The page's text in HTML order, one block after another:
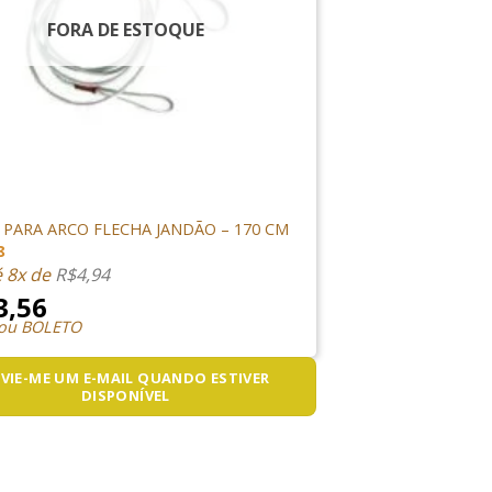
FORA DE ESTOQUE
ARCO FLECHA JANDÃO – 170 CM
8x deR$4,94
BOLETO
ME UM E-MAIL QUANDO ESTIVER
DISPONÍVEL